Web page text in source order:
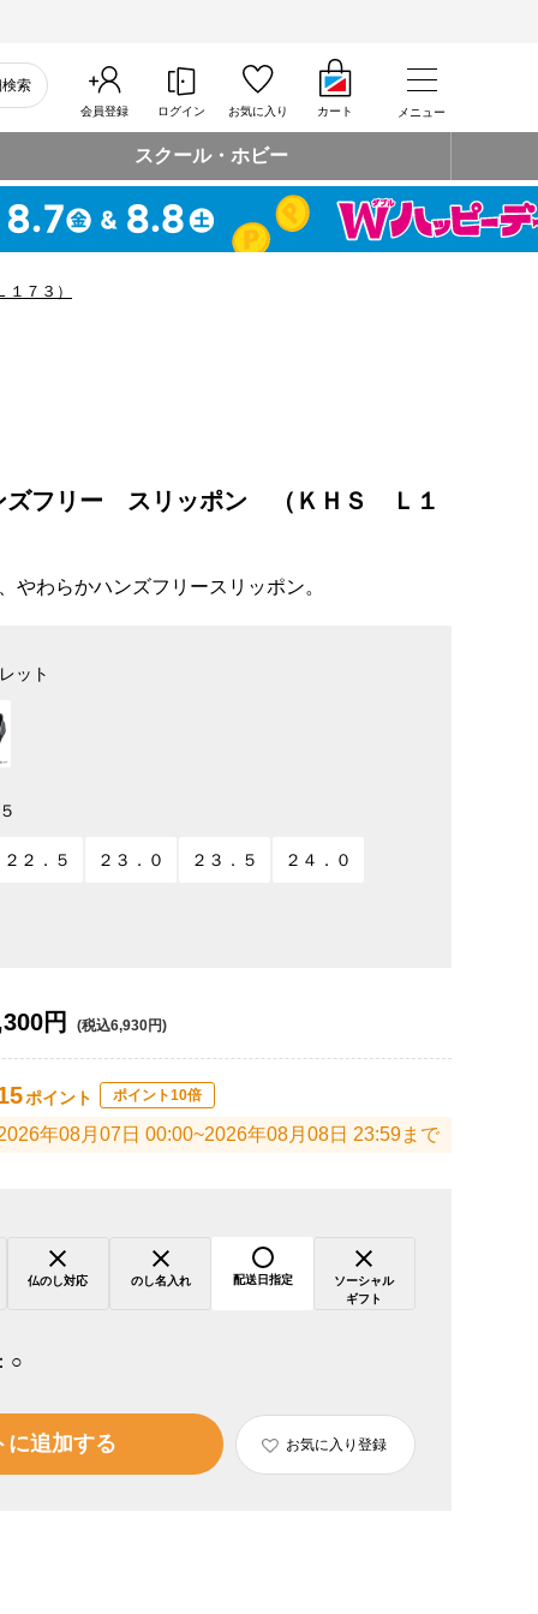
索
会員登録 ログイン お気に入り カート メニュー
スクール・ホビー
７３）
フリー スリッポン （ＫＨＳ Ｌ１
やわらかハンズフリースリッポン。
ット
２２．５ ２３．０ ２３．５ ２４．０
円 (税込6,930円)
ポイント ポイント10倍
年08月07日 00:00~2026年08月08日 23:59まで
仏のし対応 のし名入れ 配送日指定
ソーシャル
ギフト
○
に追加する お気に入り登録